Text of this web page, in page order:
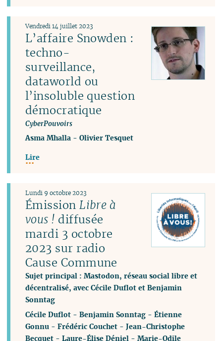
L’affaire Snowden :
techno-
surveillance,
dataworld ou
l’insoluble question
démocratique
CyberPouvoirs
Vendredi 14 juillet 2023
Asma Mhalla -Olivier Tesquet
Lire
ÉmissionLibre à
vous ! diffusée
mardi 3 octobre
2023 sur radio
Cause Commune
Sujet principal : Mastodon, réseau social libre et
décentralisé, avec Cécile Duflot et Benjamin
Sonntag
Lundi 9 octobre 2023
Cécile Duflot -Benjamin Sonntag -Étienne
Gonnu -Frédéric Couchet -Jean-Christophe
Becquet -Laure-Élise Déniel -Marie-Odile